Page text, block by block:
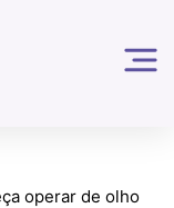
operar de olho